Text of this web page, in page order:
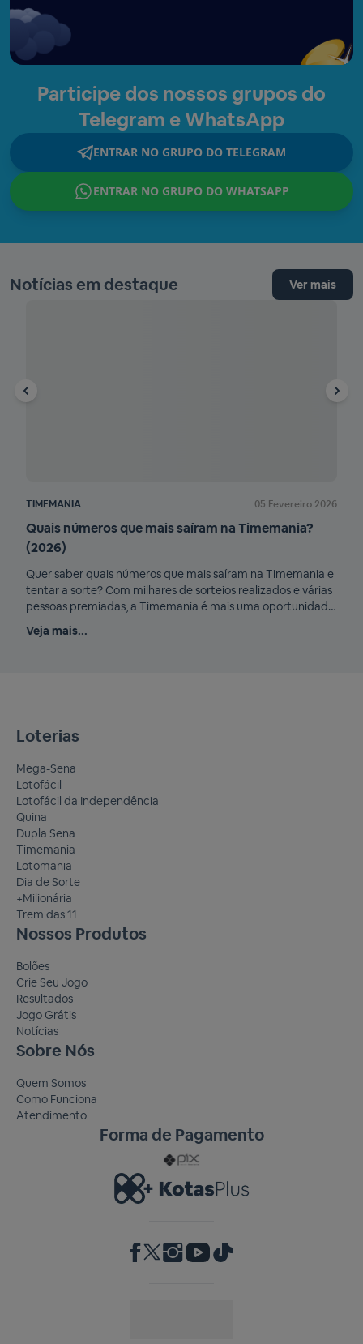
Participe dos nossos grupos do
Telegram e WhatsApp
ENTRAR NO GRUPO DO TELEGRAM
ENTRAR NO GRUPO DO WHATSAPP
Notícias em destaque Ver mais
TIMEMANIA 05 Fevereiro 2026
Quais números que mais saíram na Timemania?
(2026)
Quer saber quais números que mais saíram na Timemania e
tentar a sorte? Com milhares de sorteios realizados e várias
pessoas premiadas, a Timemania é mais uma oportunidade
de apostar na loteria e ter a chance de levar prêmios
incríveis. E o melhor: ajudando o seu time do coração. Então,
Veja mais...
Loterias
Mega-Sena
Lotofácil
Lotofácil da Independência
Quina
Dupla Sena
Timemania
Lotomania
Dia de Sorte
+Milionária
Trem das 11
Nossos Produtos
Bolões
Crie Seu Jogo
Resultados
Jogo Grátis
Notícias
Sobre Nós
Quem Somos
Como Funciona
Atendimento
Forma de Pagamento